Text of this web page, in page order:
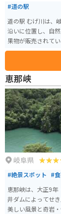
#道の駅
道の駅 むげ川は、
沿いに位置し、自
果物が販売されて
も人気です。また
しむことができま
おすすめです。道
ングの拠点としても
恵那峡
岐阜県
#絶景スポット #
恵那峡は、大正9年
井ダムによってせ
美しい風景と奇岩